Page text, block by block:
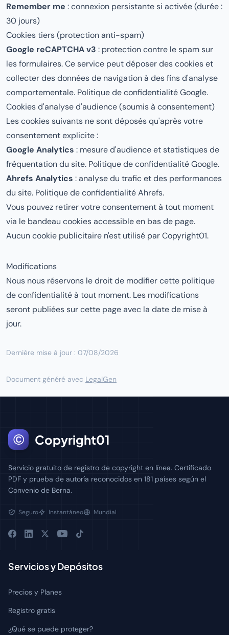
Remember me : connexion persistante si activée (durée :
30 jours)
Cookies tiers (protection anti-spam)
Google reCAPTCHA v3 : protection contre le spam sur
les formulaires. Ce service peut déposer des cookies et
collecter des données de navigation à des fins d'analyse
comportementale. Politique de confidentialité Google.
Cookies d'analyse d'audience (soumis à consentement)
Les cookies suivants ne sont déposés qu'après votre
consentement explicite :
Google Analytics : mesure d'audience et statistiques de
fréquentation du site. Politique de confidentialité Google.
Ahrefs Analytics : analyse du trafic et des performances
du site. Politique de confidentialité Ahrefs.
Vous pouvez retirer votre consentement à tout moment
via le bandeau cookies accessible en bas de page.
Aucun cookie publicitaire n'est utilisé par Copyright01.
Modifications
Nous nous réservons le droit de modifier cette politique
de confidentialité à tout moment. Les modifications
seront publiées sur cette page avec la date de mise à
jour.
Dernière mise à jour : 07/08/2026
Document généré avec LegalGen
© Copyright01
Servicio gratuito de registro de copyright en línea. Certificado
PDF y prueba de autoría reconocidos en 181 países según el
Convenio de Berna.
Seguro Instantáneo Mundial
Servicios y Depósitos
Precios y Planes
Registro gratis
¿Qué se puede proteger?